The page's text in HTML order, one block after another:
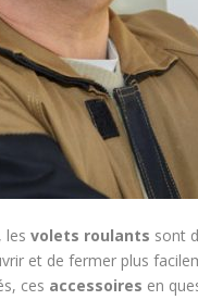
, lesvolets roulants sont
et de fermer plus
ces accessoires en